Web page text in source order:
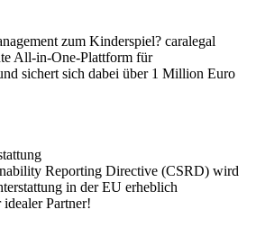
zum Kinderspiel? caralegal
All-in-One-Plattform für
sichert sich dabei über 1 Million Euro
Reporting Directive (CSRD) wird
in der EU erheblich
Partner!